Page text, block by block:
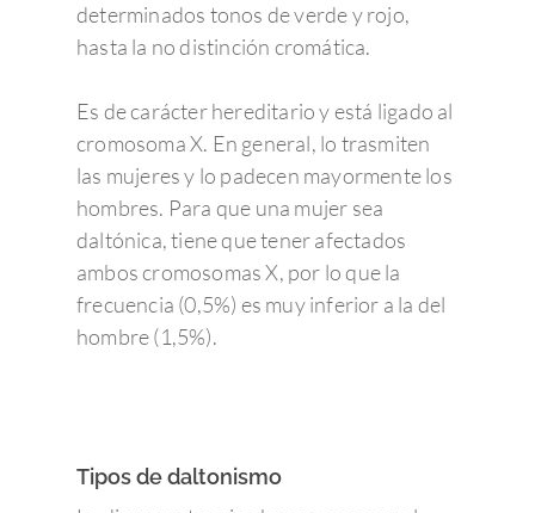
determinados tonos de verde y rojo,
hasta la no distinción cromática.
Es de carácter hereditario y está ligado al
cromosoma X. En general, lo trasmiten
las mujeres y lo padecen mayormente los
hombres. Para que una mujer sea
daltónica, tiene que tener afectados
ambos cromosomas X, por lo que la
frecuencia (0,5%) es muy inferior a la del
hombre (1,5%).
Tipos de daltonismo